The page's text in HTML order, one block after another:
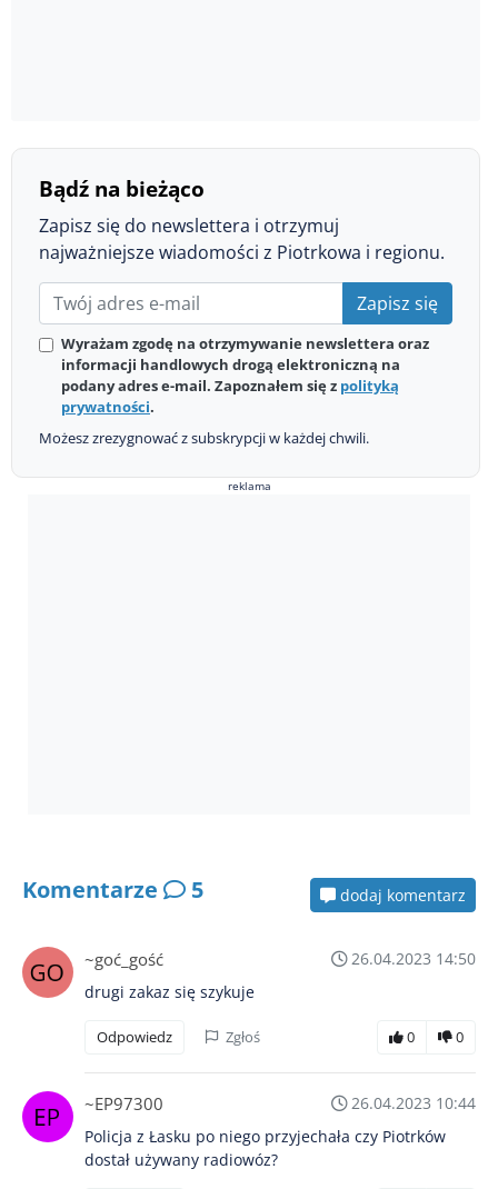
Bądź na bieżąco
Zapisz się do newslettera i otrzymuj
najważniejsze wiadomości z Piotrkowa i regionu.
Zapisz się
Wyrażam zgodę na otrzymywanie newslettera oraz
informacji handlowych drogą elektroniczną na
podany adres e-mail. Zapoznałem się z polityką
prywatności.
Możesz zrezygnować z subskrypcji w każdej chwili.
reklama
Komentarze 5 dodaj komentarz
~goć_gość
26.04.2023 14:50
drugi zakaz się szykuje
Odpowiedz Zgłoś 0 0
~EP97300
26.04.2023 10:44
Policja z Łasku po niego przyjechała czy Piotrków
dostał używany radiowóz?